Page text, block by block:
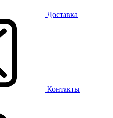
Доставка
Контакты